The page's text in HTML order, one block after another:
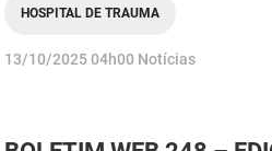
HOSPITAL DE TRAUMA
publicado
13/10/202504h00 Notícias